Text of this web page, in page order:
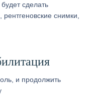
сделать
снимки,